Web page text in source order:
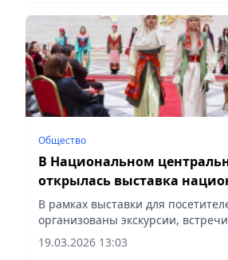
Общество
В Национальном
открылась выставка
одежды
В рамках выставки для
организованы экскурсии,
этнографами и этнодизайнерами,
национальной одежды, сообщает
19.03.2026 13:03